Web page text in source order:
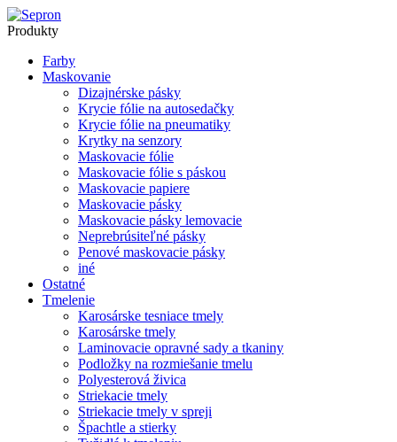
Produkty
Farby
Maskovanie
Dizajnérske pásky
Krycie fólie na autosedačky
Krycie fólie na pneumatiky
Krytky na senzory
Maskovacie fólie
Maskovacie fólie s páskou
Maskovacie papiere
Maskovacie pásky
Maskovacie pásky lemovacie
Neprebrúsiteľné pásky
Penové maskovacie pásky
iné
Ostatné
Tmelenie
Karosárske tesniace tmely
Karosárske tmely
Laminovacie opravné sady a tkaniny
Podložky na rozmiešanie tmelu
Polyesterová živica
Striekacie tmely
Striekacie tmely v spreji
Špachtle a stierky